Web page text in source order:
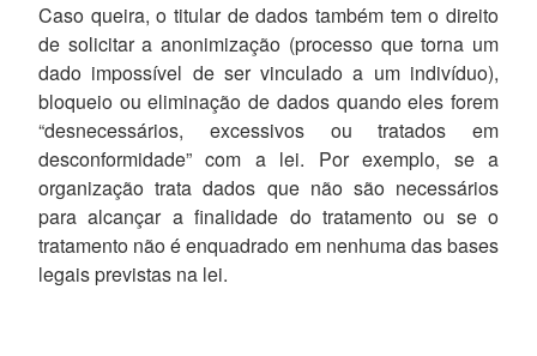
Caso queira, o titular de dados também tem o direito
de solicitar a anonimização (processo que torna um
dado impossível de ser vinculado a um indivíduo),
bloqueio ou eliminação de dados quando eles forem
“desnecessários, excessivos ou tratados em
desconformidade” com a lei. Por exemplo, se a
organização trata dados que não são necessários
para alcançar a finalidade do tratamento ou se o
tratamento não é enquadrado em nenhuma das bases
legais previstas na lei.